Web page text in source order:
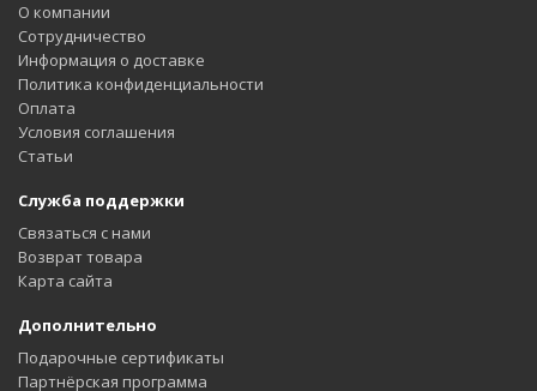
О компании
Сотрудничество
Информация о доставке
Политика конфиденциальности
Оплата
Условия соглашения
Статьи
Служба поддержки
Связаться с нами
Возврат товара
Карта сайта
Дополнительно
Подарочные сертификаты
Партнёрская программа